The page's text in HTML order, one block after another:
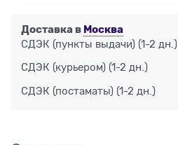
Доставка в Москва
СДЭК (пункты выдачи) (1-2 дн.)
СДЭК (курьером) (1-2 дн.)
СДЭК (постаматы) (1-2 дн.)